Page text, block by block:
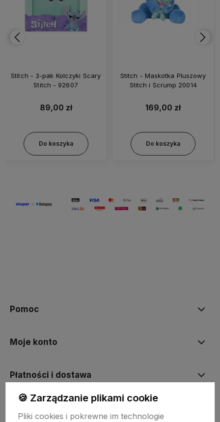
Stitch - 3-pak Kolczyki Scary
Stitch - 92607
89,00 zł
Do koszyka
Stitch - Maskotka Pluszowy
Stitch i Scrump 20014
169,00 zł
Do koszyka
Pomoc
Moje konto
Płatności i dostawa
🍪 Zarządzanie plikami cookie
Pliki cookies i pokrewne im technologie